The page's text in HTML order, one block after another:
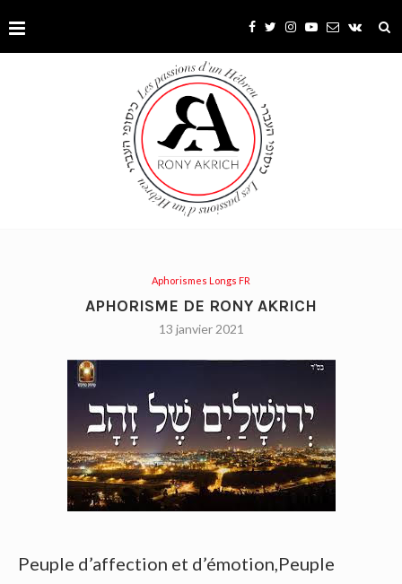
Aphorismes Longs FR
APHORISME DE RONY AKRICH
13 janvier 2021
Peuple d’affection et d’émotion,Peuple